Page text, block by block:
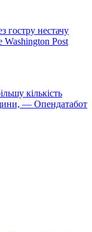
гостру нестачу
Washington Post
кількість
— Опендатабот